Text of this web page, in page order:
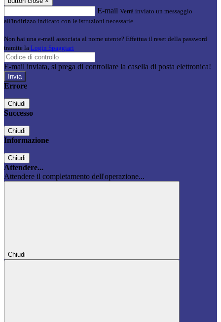
E-mail Verrà inviato un messaggio
all'indirizzo indicato con le istruzioni necessarie.
Non hai una e-mail associata al nome utente? Effettua il reset della password
tramite la Login Spaggiari
E-mail inviata, si prega di controllare la casella di posta elettronica!
Errore
Chiudi
Successo
Chiudi
Informazione
Chiudi
Attendere...
Attendere il completamento dell'operazione...
Chiudi